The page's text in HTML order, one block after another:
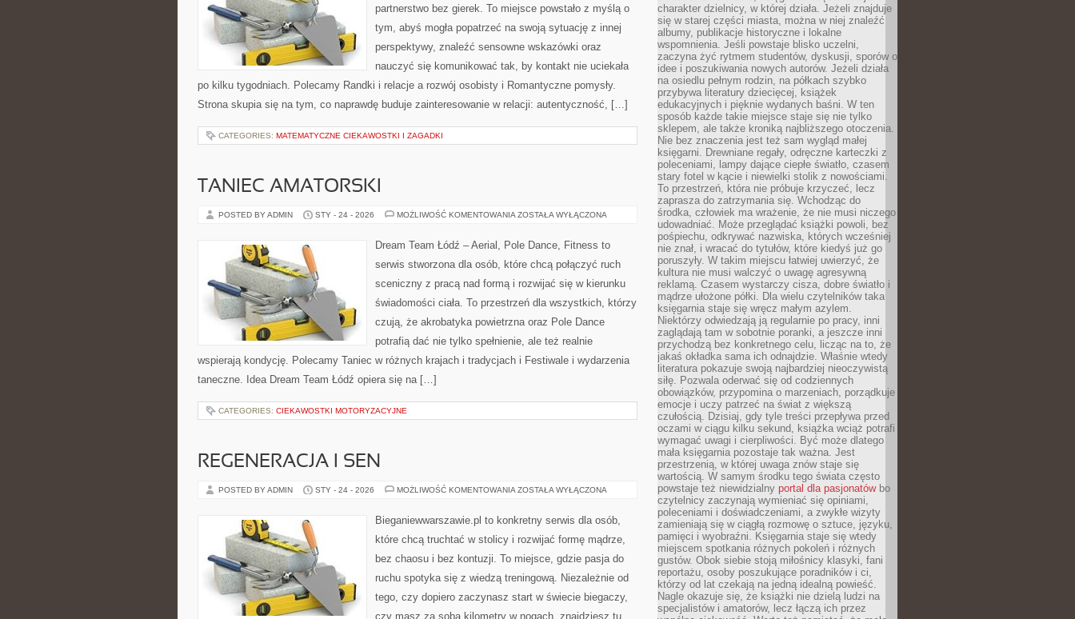
partnerstwo bez gierek. To miejsce powstało z myślą o
tym, abyś mogła popatrzeć na swoją sytuację z innej
perspektywy, znaleźć sensowne wskazówki oraz
nauczyć się komunikować tak, by kontakt nie uciekała
po kilku tygodniach. Polecamy Randki i relacje a rozwój osobisty i Romantyczne pomysły.
Strona skupia się na tym, co naprawdę buduje zainteresowanie w relacji: autentyczność, […]
CATEGORIES: MATEMATYCZNE CIEKAWOSTKI I ZAGADKI
TANIEC AMATORSKI
POSTED BY ADMIN STY - 24 - 2026 MOŻLIWOŚĆ KOMENTOWANIA TANIEC
ZOSTAŁA WYŁĄCZONA
Dream Team Łódź – Aerial, Pole Dance, Fitness to
serwis stworzona dla osób, które chcą połączyć ruch
sceniczny z pracą nad formą i rozwijać się w kierunku
świadomości ciała. To przestrzeń dla wszystkich, którzy
czują, że akrobatyka powietrzna oraz Pole Dance
potrafią dać nie tylko spełnienie, ale też realnie
wspierają kondycję. Polecamy Taniec w różnych krajach i tradycjach i Festiwale i wydarzenia
taneczne. Idea Dream Team Łódź opiera się na […]
CATEGORIES: CIEKAWOSTKI MOTORYZACYJNE
REGENERACJA I SEN
POSTED BY ADMIN STY - 24 - 2026 MOŻLIWOŚĆ KOMENTOWANIA REGENERACJA
ZOSTAŁA WYŁĄCZONA
Bieganiewwarszawie.pl to konkretny serwis dla osób,
które chcą truchtać w stolicy i rozwijać formę mądrze,
bez chaosu i bez kontuzji. To miejsce, gdzie pasja do
ruchu spotyka się z wiedzą treningową. Niezależnie od
tego, czy dopiero zaczynasz start w świecie biegaczy,
czy masz za sobą kilometry w nogach, znajdziesz tu
charakter dzielnicy, w której działa. Jeżeli znajduje
się w starej części miasta, można w niej znaleźć
albumy, publikacje historyczne i lokalne
wspomnienia. Jeśli powstaje blisko uczelni,
zaczyna żyć rytmem studentów, dyskusji, sporów o
idee i poszukiwania nowych autorów. Jeżeli działa
na osiedlu pełnym rodzin, na półkach szybko
przybywa literatury dziecięcej, książek
edukacyjnych i pięknie wydanych baśni. W ten
sposób każde takie miejsce staje się nie tylko
sklepem, ale także kroniką najbliższego otoczenia.
Nie bez znaczenia jest też sam wygląd małej
księgarni. Drewniane regały, odręczne karteczki z
poleceniami, lampy dające ciepłe światło, czasem
stary fotel w kącie i niewielki stolik z nowościami.
To przestrzeń, która nie próbuje krzyczeć, lecz
zaprasza do zatrzymania się. Wchodząc do
środka, człowiek ma wrażenie, że nie musi niczego
udowadniać. Może przeglądać książki powoli, bez
pośpiechu, odkrywać nazwiska, których wcześniej
nie znał, i wracać do tytułów, które kiedyś już go
poruszyły. W takim miejscu łatwiej uwierzyć, że
kultura nie musi walczyć o uwagę agresywną
reklamą. Czasem wystarczy cisza, dobre światło i
mądrze ułożone półki. Dla wielu czytelników taka
księgarnia staje się wręcz małym azylem.
Niektórzy odwiedzają ją regularnie po pracy, inni
zaglądają tam w sobotnie poranki, a jeszcze inni
przychodzą bez konkretnego celu, licząc na to, że
jakaś okładka sama ich odnajdzie. Właśnie wtedy
literatura pokazuje swoją najbardziej nieoczywistą
siłę. Pozwala oderwać się od codziennych
obowiązków, przypomina o marzeniach, porządkuje
emocje i uczy patrzeć na świat z większą
czułością. Dzisiaj, gdy tyle treści przepływa przed
oczami w ciągu kilku sekund, książka wciąż potrafi
wymagać uwagi i cierpliwości. Być może dlatego
mała księgarnia pozostaje tak ważna. Jest
przestrzenią, w której uwaga znów staje się
wartością. W samym środku tego świata często
powstaje też niewidzialny portal dla pasjonatówbo
czytelnicy zaczynają wymieniać się opiniami,
poleceniami i doświadczeniami, a zwykłe wizyty
zamieniają się w ciągłą rozmowę o sztuce, języku,
pamięci i wyobraźni. Księgarnia staje się wtedy
miejscem spotkania różnych pokoleń i różnych
gustów. Obok siebie stoją miłośnicy klasyki, fani
reportażu, osoby poszukujące poradników i ci,
którzy od lat czekają na jedną idealną powieść.
Nagle okazuje się, że książki nie dzielą ludzi na
specjalistów i amatorów, lecz łączą ich przez